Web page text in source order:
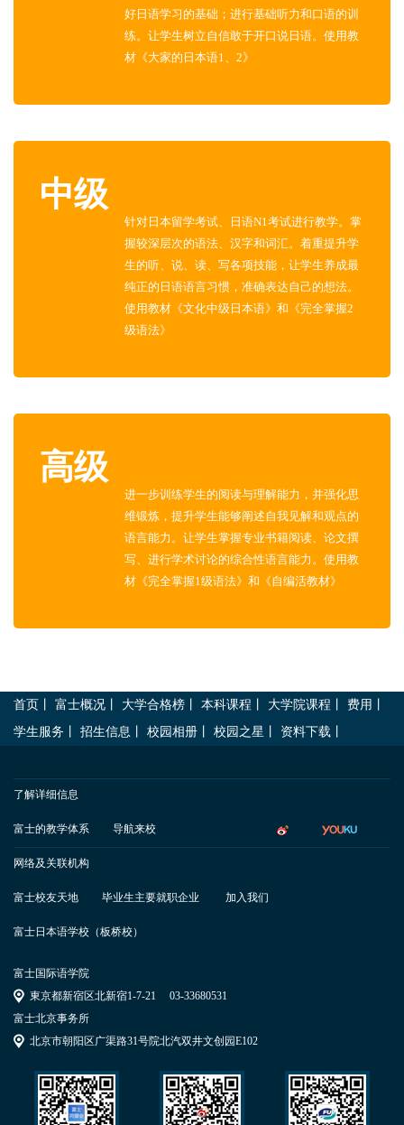
好日语学习的基础；进行基础听力和口语的训
练。让学生树立自信敢于开口说日语。使用教
材《大家的日本语1、2》
中级
针对日本留学考试、日语N1考试进行教学。掌
握较深层次的语法、汉字和词汇。着重提升学
生的听、说、读、写各项技能，让学生养成最
纯正的日语语言习惯，准确表达自己的想法。
使用教材《文化中级日本语》和《完全掌握2
级语法》
高级
进一步训练学生的阅读与理解能力，并强化思
维锻炼，提升学生能够阐述自我见解和观点的
语言能力。让学生掌握专业书籍阅读、论文撰
写、进行学术讨论的综合性语言能力。使用教
材《完全掌握1级语法》和《自编活教材》
首页 富士概况 大学合格榜 本科课程 大学院课程 费用
学生服务
招生信息 校园相册 校园之星 资料下载
了解详细信息
富士的教学体系 导航来校
网络及关联机构
富士校友天地 毕业生主要就职企业 加入我们
富士日本语学校（板桥校）
富士国际语学院
東京都新宿区北新宿1-7-21
03-33680531
富士北京事务所
北京市朝阳区广渠路31号院北汽双井文创园E102